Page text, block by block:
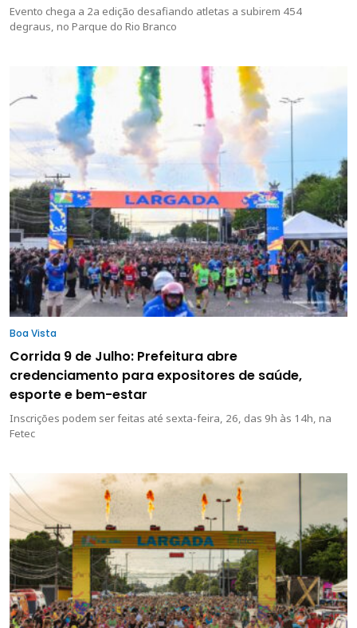
Evento chega a 2a edição desafiando atletas a subirem 454
degraus, no Parque do Rio Branco
Boa Vista
Corrida 9 de Julho: Prefeitura abre
credenciamento para expositores de saúde,
esporte e bem-estar
Inscrições podem ser feitas até sexta-feira, 26, das 9h às 14h, na
Fetec